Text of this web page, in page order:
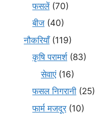
फसलें(70)
बीज (40)
नौकरियाँ(119)
कृषि परामर्श(83)
सेवाएं(16)
फसल निगरानी (25)
फार्म मजदूर(10)